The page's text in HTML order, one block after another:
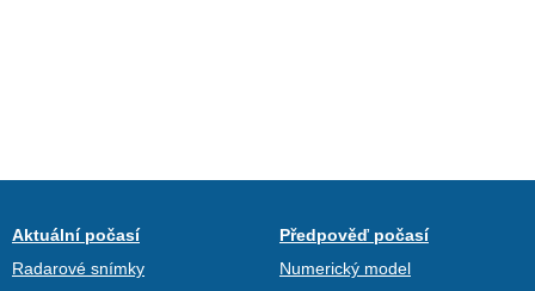
Aktuální počasí
Radarové snímky
Předpověď počasí
Numerický model